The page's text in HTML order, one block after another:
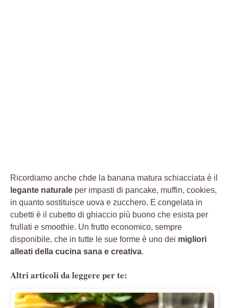
Ricordiamo anche chde la banana matura schiacciata è il
legante naturale per impasti di pancake, muffin, cookies,
in quanto sostituisce uova e zucchero. E congelata in
cubetti è il cubetto di ghiaccio più buono che esista per
frullati e smoothie. Un frutto economico, sempre
disponibile, che in tutte le sue forme è uno dei migliori
alleati della cucina sana e creativa.
Altri articoli da leggere per te: